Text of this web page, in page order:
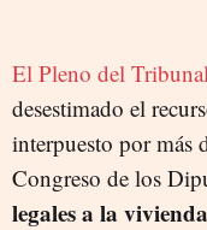
El Pleno del
desestimado el
interpuesto por más
Congreso de los
legales a la